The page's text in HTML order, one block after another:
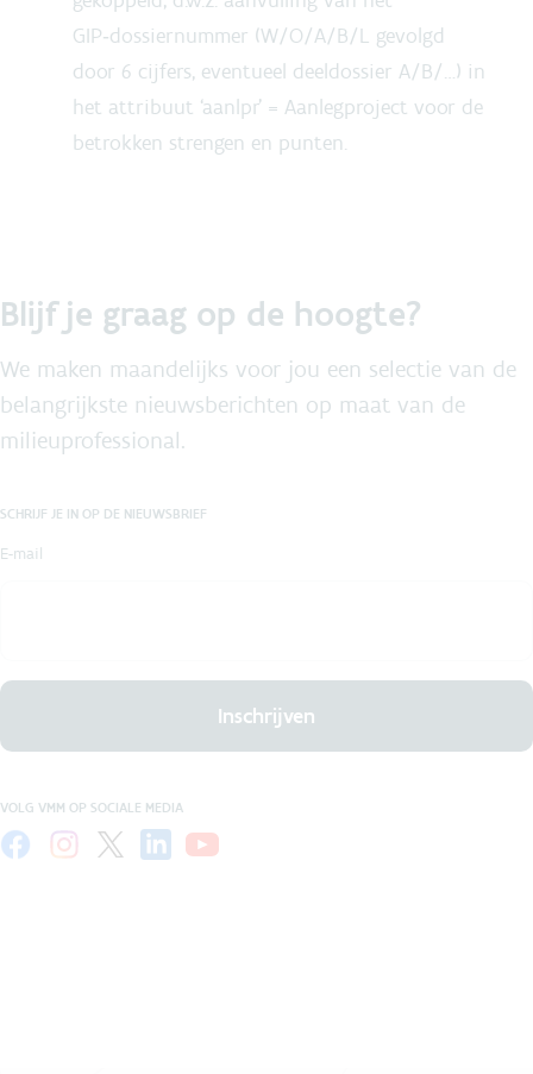
GIP‑dossiernummer (W/O/A/B/L gevolgd
door 6 cijfers, eventueel deeldossier A/B/…) in
het attribuut ‘aanlpr’ = Aanlegproject voor de
betrokken strengen en punten.
Blijf je graag op de hoogte?
We maken maandelijks voor jou een selectie van de
belangrijkste nieuwsberichten op maat van de
milieuprofessional.
SCHRIJF JE IN OP DE NIEUWSBRIEF
E-mail
Inschrijven
VOLG VMM OP SOCIALE MEDIA